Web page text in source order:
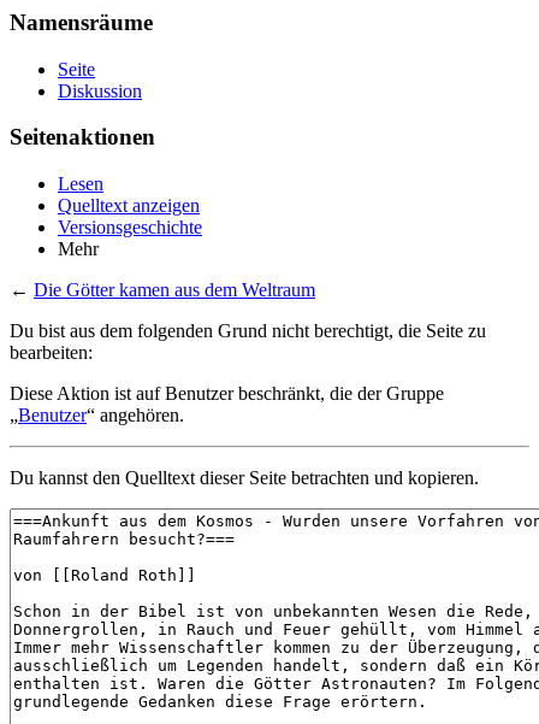
Namensräume
Seite
Diskussion
Seitenaktionen
Lesen
Quelltext anzeigen
Versionsgeschichte
Mehr
← Die Götter kamen aus dem Weltraum
Du bist aus dem folgenden Grund nicht berechtigt, die Seite zu
bearbeiten:
Diese Aktion ist auf Benutzer beschränkt, die der Gruppe
„Benutzer“ angehören.
Du kannst den Quelltext dieser Seite betrachten und kopieren.